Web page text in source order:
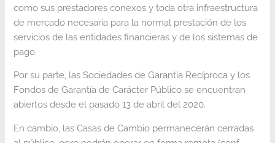
como sus prestadores conexos y toda otra infraestructura
de mercado necesaria para la normal prestación de los
servicios de las entidades financieras y de los sistemas de
pago.
Por su parte, las Sociedades de Garantía Recíproca y los
Fondos de Garantía de Carácter Público se encuentran
abiertos desde el pasado 13 de abril del 2020.
En cambio, las Casas de Cambio permanecerán cerradas